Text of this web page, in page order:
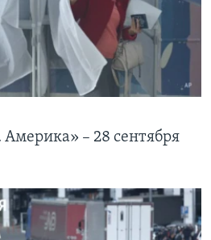
– 28 сентября